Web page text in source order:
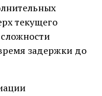
текущего
задержки до